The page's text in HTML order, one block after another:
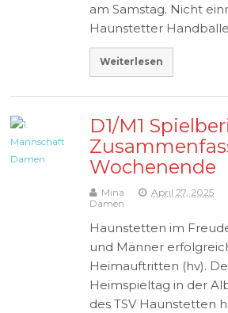
am Samstag. Nicht
Haunstetter
Weiterlesen
D1/M1
Wochenende
Mina April 27, 2025
Damen
Haunstetten im
und Männer
Heimauftritten (hv).
Heimspieltag in der
des TSV Haunstetten